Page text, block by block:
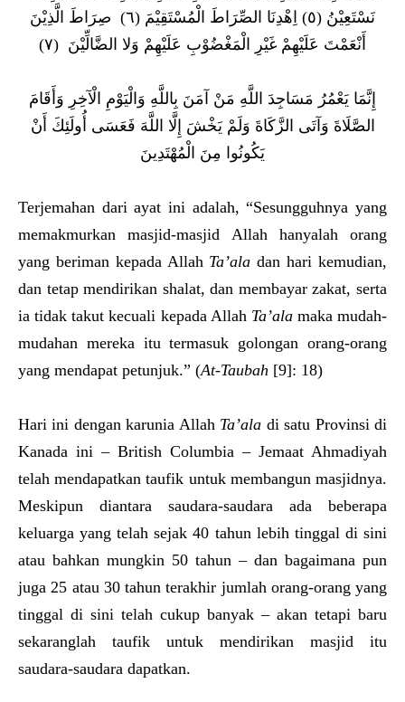
نَسْتَعِيْنُ (٥) اِهْدِنَا الصِّرَاطَ الْمُسْتَقِيْمَ (٦) صِرَاطَ الَّذِيْنَ
أَنْعَمْتَ عَلَيْهِمْ غَيْرِ الْمَغْضُوْبِ عَلَيْهِمْ وَلا الضَّالِّيْنَ (٧)
إِنَّمَا يَعْمُرُ مَسَاجِدَ اللَّهِ مَنْ آمَنَ بِاللَّهِ وَالْيَوْمِ الْآخِرِ وَأَقَامَ
الصَّلَاةَ وَآتَى الزَّكَاةَ وَلَمْ يَخْشَ إِلَّا اللَّهَ فَعَسَى أُولَئِكَ أَنْ
يَكُونُوا مِنَ الْمُهْتَدِينَ
Terjemahan dari ayat ini adalah, “Sesungguhnya yang
memakmurkan masjid-masjid Allah hanyalah orang
yang beriman kepada Allah Ta’ala dan hari kemudian,
dan tetap mendirikan shalat, dan membayar zakat, serta
ia tidak takut kecuali kepada Allah Ta’alamaka mudah-
mudahan mereka itu termasuk golongan orang-orang
yang mendapat petunjuk.” (At-Taubah [9]: 18)
Hari ini dengan karunia Allah Ta’ala di satu Provinsi di
Kanada ini – British Columbia – Jemaat Ahmadiyah
telah mendapatkan taufik untuk membangun masjidnya.
Meskipun diantara saudara-saudara ada beberapa
keluarga yang telah sejak 40 tahun lebih tinggal di sini
atau bahkan mungkin 50 tahun – dan bagaimana pun
juga 25 atau 30 tahun terakhir jumlah orang-orang yang
tinggal di sini telah cukup banyak – akan tetapi baru
sekaranglah taufik untuk mendirikan masjid itu
saudara-saudara dapatkan.